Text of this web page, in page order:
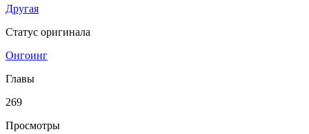
Другая
Статус оригинала
Онгоинг
Главы
269
Просмотры